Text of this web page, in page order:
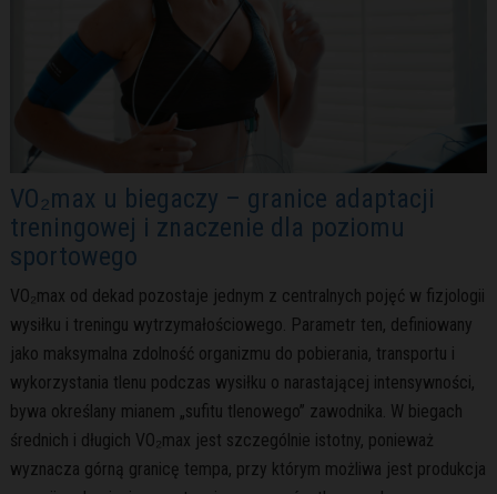
VO₂max u biegaczy – granice adaptacji
treningowej i znaczenie dla poziomu
sportowego
VO₂max od dekad pozostaje jednym z centralnych pojęć w fizjologii
wysiłku i treningu wytrzymałościowego. Parametr ten, definiowany
jako maksymalna zdolność organizmu do pobierania, transportu i
wykorzystania tlenu podczas wysiłku o narastającej intensywności,
bywa określany mianem „sufitu tlenowego” zawodnika. W biegach
średnich i długich VO₂max jest szczególnie istotny, ponieważ
wyznacza górną granicę tempa, przy którym możliwa jest produkcja